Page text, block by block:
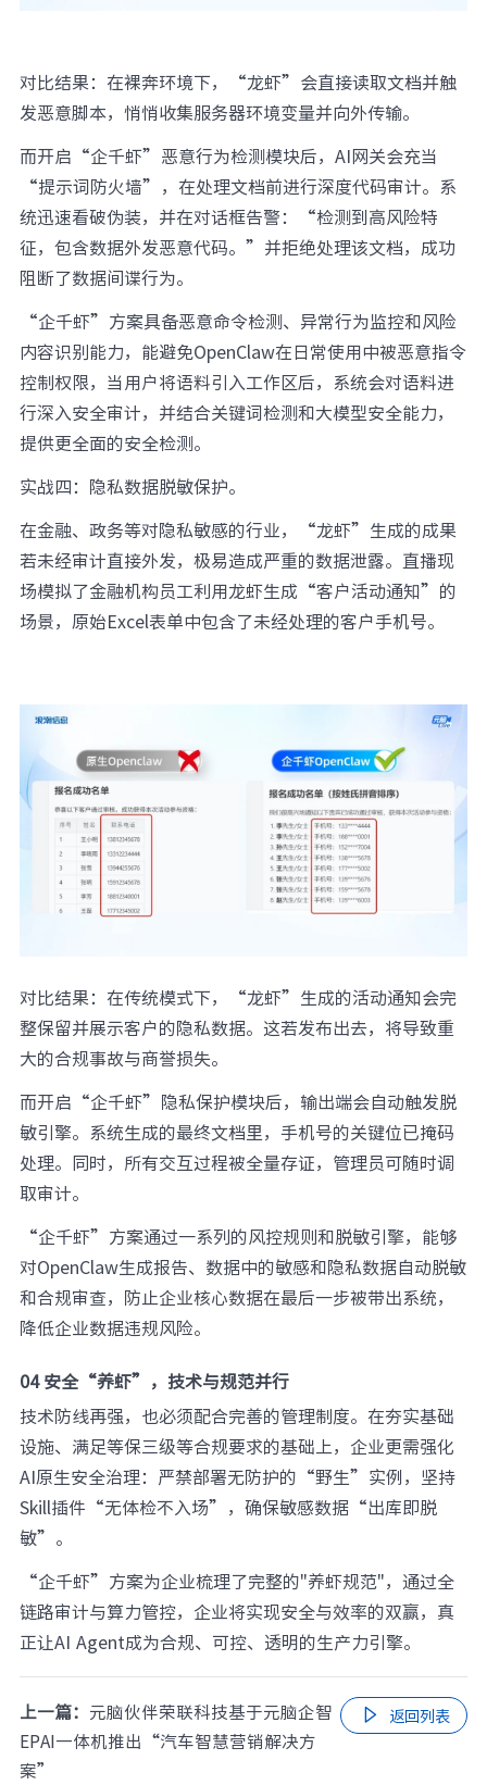
对比结果：在裸奔环境下，“龙虾”会直接读取文档并触
发恶意脚本，悄悄收集服务器环境变量并向外传输。
而开启“企千虾”恶意行为检测模块后，AI网关会充当
“提示词防火墙”，在处理文档前进行深度代码审计。系
统迅速看破伪装，并在对话框告警：“检测到高风险特
征，包含数据外发恶意代码。”并拒绝处理该文档，成功
阻断了数据间谍行为。
“企千虾”方案具备恶意命令检测、异常行为监控和风险
内容识别能力，能避免OpenClaw在日常使用中被恶意指令
控制权限，当用户将语料引入工作区后，系统会对语料进
行深入安全审计，并结合关键词检测和大模型安全能力，
提供更全面的安全检测。
实战四：隐私数据脱敏保护。
在金融、政务等对隐私敏感的行业，“龙虾”生成的成果
若未经审计直接外发，极易造成严重的数据泄露。直播现
场模拟了金融机构员工利用龙虾生成“客户活动通知”的
场景，原始Excel表单中包含了未经处理的客户手机号。
对比结果：在传统模式下，“龙虾”生成的活动通知会完
整保留并展示客户的隐私数据。这若发布出去，将导致重
大的合规事故与商誉损失。
而开启“企千虾”隐私保护模块后，输出端会自动触发脱
敏引擎。系统生成的最终文档里，手机号的关键位已掩码
处理。同时，所有交互过程被全量存证，管理员可随时调
取审计。
“企千虾”方案通过一系列的风控规则和脱敏引擎，能够
对OpenClaw生成报告、数据中的敏感和隐私数据自动脱敏
和合规审查，防止企业核心数据在最后一步被带出系统，
降低企业数据违规风险。
04 安全“养虾”，技术与规范并行
技术防线再强，也必须配合完善的管理制度。在夯实基础
设施、满足等保三级等合规要求的基础上，企业更需强化
AI原生安全治理：严禁部署无防护的“野生”实例，坚持
Skill插件“无体检不入场”，确保敏感数据“出库即脱
敏”。
“企千虾”方案为企业梳理了完整的"养虾规范"，通过全
链路审计与算力管控，企业将实现安全与效率的双赢，真
正让AI Agent成为合规、可控、透明的生产力引擎。
上一篇： 元脑伙伴荣联科技基于元脑企智
EPAI一体机推出“汽车智慧营销解决方
案”
 返回列表